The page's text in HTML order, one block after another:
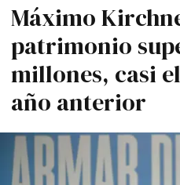
Máximo
patrimonio
millones, casi
año anterior